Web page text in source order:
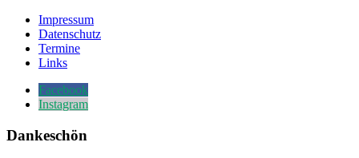
Impressum
Datenschutz
Termine
Links
Facebook
Instagram
Dankeschön